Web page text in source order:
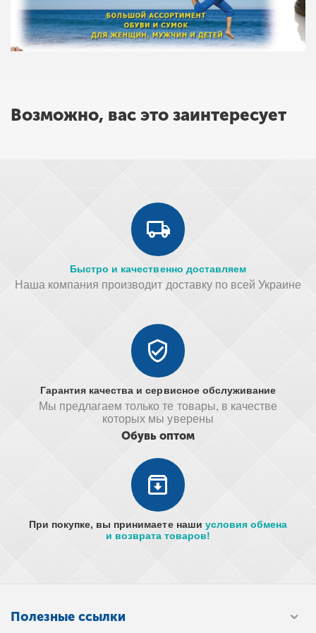
Возможно, вас это заинтересует
Быстро и качественно доставляем
Наша компания производит доставку по всей Украине
Гарантия качества и сервисное обслуживание
Мы предлагаем только те товары, в качестве
которых мы уверены
Обувь оптом
При покупке, вы принимаете наши условия обмена
и возврата товаров!
Полезные ссылки